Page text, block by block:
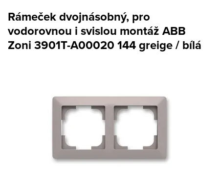
Rámeček dvojnásobný, pro
vodorovnou i svislou montáž ABB
Zoni 3901T-A00020 144 greige / bílá